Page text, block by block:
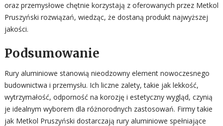
oraz przemysłowe chętnie korzystają z oferowanych przez Metkol
Pruszyński rozwiązań, wiedząc, że dostaną produkt najwyższej
jakości.
Podsumowanie
Rury aluminiowe stanowią nieodzowny element nowoczesnego
budownictwa i przemysłu. Ich liczne zalety, takie jak lekkość,
wytrzymałość, odporność na korozję i estetyczny wygląd, czynią
je idealnym wyborem dla różnorodnych zastosowań. Firmy takie
jak Metkol Pruszyński dostarczają rury aluminiowe spełniające